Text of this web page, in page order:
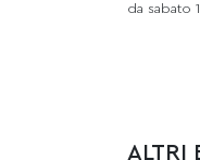
da sabato
ALTRI